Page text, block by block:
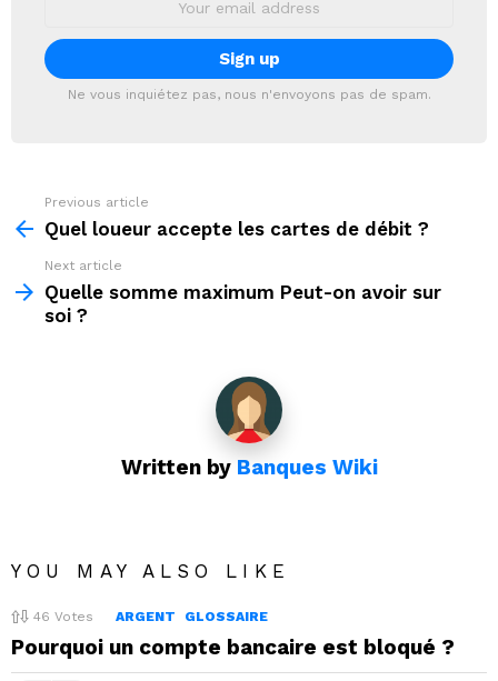
Ne vous inquiétez pas, nous n'envoyons pas de spam.
more
Previous article
Quel loueur accepte les cartes de débit ?
Next article
Quelle somme maximum Peut-on avoir sur
soi ?
Written by Banques Wiki
YOU MAY ALSO LIKE
46 Votes ARGENT GLOSSAIRE
Pourquoi un compte bancaire est bloqué ?